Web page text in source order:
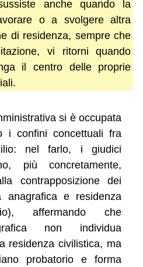
anche quando la
o a svolgere altra
di residenza, sempre che
vi ritorni quando
il centro delle proprie
si è occupata
i confini concettuali fra
nel farlo, i giudici
più concretamente,
contrapposizione dei
anagrafica e residenza
affermando che
non individua
residenza civilistica, ma
probatorio e forma